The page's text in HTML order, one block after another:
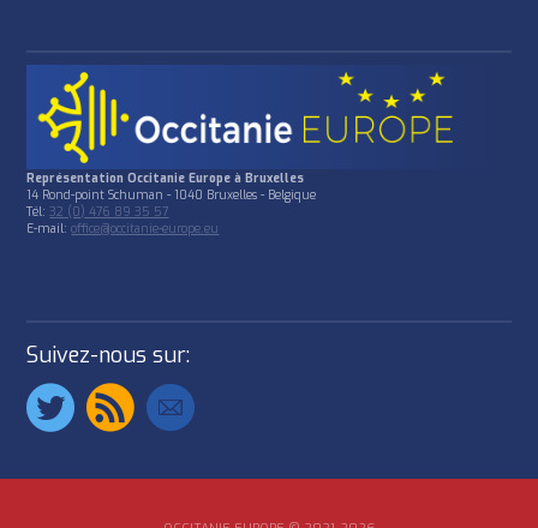
Représentation Occitanie Europe à Bruxelles
14 Rond-point Schuman - 1040 Bruxelles - Belgique
Tél:32 (0) 476 89 35 57
E-mail:office@occitanie-europe.eu
Suivez-nous sur: